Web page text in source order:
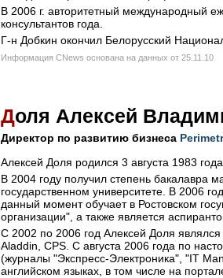
В 2006 г. авторитетный международный
консультантов года.
Г-н Добкин окончил Белорусский
Информация CNews основана на данных от 25.11.10
Доля Алексей
Директор по развитию бизнеса
Алексей Доля родился 3 августа 1983
В 2004 году получил степень бакалавра
государственном университете. В 2006
данный момент обучает в Ростовском
организации", а также является
С 2002 по 2006 год Алексей Доля
Aladdin, CPS. С августа 2006 года по
(журналы "Экспресс-Электроника", "IT
английском языках, в том числе на